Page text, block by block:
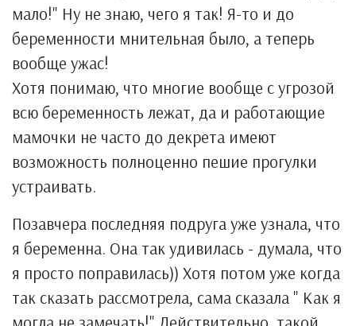
мало!" Ну не знаю, чего я так! Я-то и до
беременности мнительная было, а теперь
вообще ужас!
Хотя понимаю, что многие вообще с угрозой
всю беременность лежат, да и работающие
мамочки не часто до декрета имеют
возможность полноценно пешие прогулки
устраивать.
Позавчера последняя подруга уже узнала, что
я беременна. Она так удивилась - думала, что
я просто поправилась)) Хотя потом уже когда
так сказать рассмотрела, сама сказала " Как я